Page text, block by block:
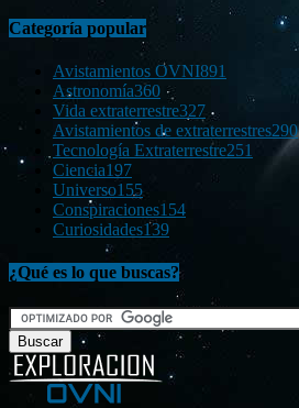
Categoría popular
Avistamientos OVNI891
Astronomía360
Vida extraterrestre327
Avistamientos de extraterrestres290
Tecnología Extraterrestre251
Ciencia197
Universo155
Conspiraciones154
Curiosidades139
¿Qué es lo que buscas?